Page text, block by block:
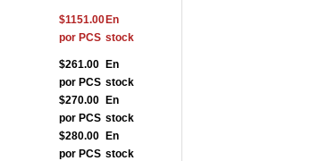
$1151.00
por PCS
En
stock
$261.00
por PCS
En
stock
$270.00
por PCS
En
stock
$280.00
por PCS
En
stock